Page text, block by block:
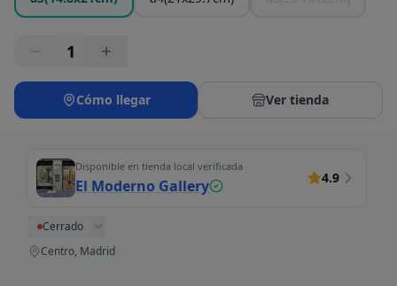
1
Cómo llegar Ver tienda
Disponible en tienda local verificada
El Moderno Gallery 4.9
Cerrado
Centro, Madrid